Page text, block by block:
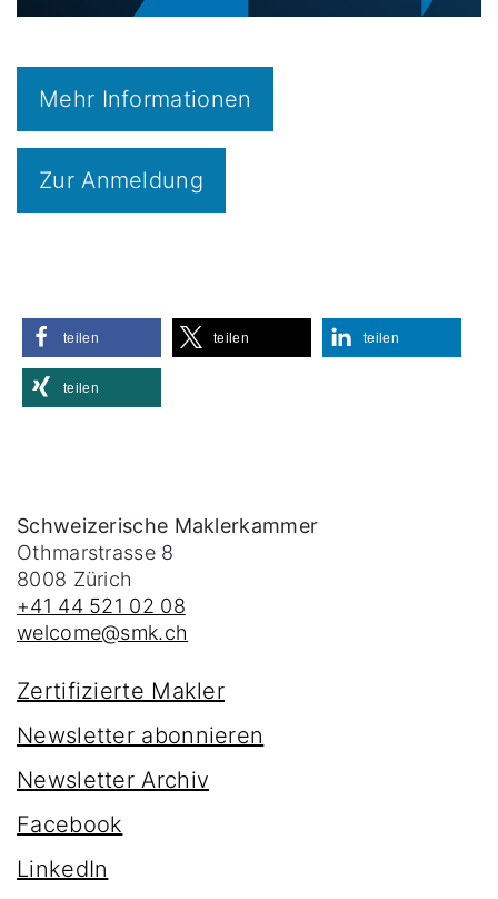
Mehr Informationen
Zur Anmeldung
teilen teilen teilen
teilen
Schweizerische Maklerkammer
Othmarstrasse 8
8008 Zürich
+41 44 521 02 08
welcome@smk.ch
Zertifizierte Makler
Newsletter abonnieren
Newsletter Archiv
Facebook
LinkedIn